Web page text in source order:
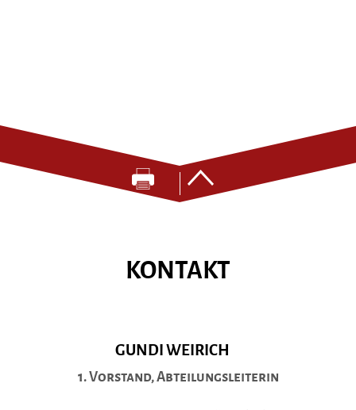
KONTAKT
GUNDI WEIRICH
1. Vorstand, Abteilungsleiterin